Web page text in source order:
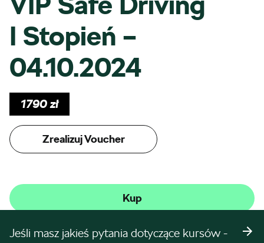
I Stopień –
04.10.2024
1790zł
Zrealizuj Voucher
Kup
Jeśli masz jakieś pytania dotyczące kursów -